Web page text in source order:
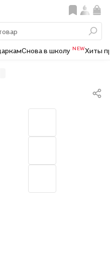
Снова в школу NEWХиты